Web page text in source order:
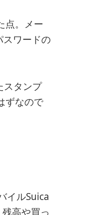
点。メー
ワードの
スタンプ
ずなので
イルSuica
高や買っ